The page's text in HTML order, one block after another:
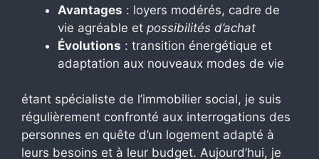
Avantages : loyers modérés, cadre de
vie agréable et possibilités d’achat
Évolutions : transition énergétique et
adaptation aux nouveaux modes de vie
étant spécialiste de l’immobilier social, je suis
régulièrement confronté aux interrogations des
personnes en quête d’un logement adapté à
leurs besoins et à leur budget. Aujourd’hui, je